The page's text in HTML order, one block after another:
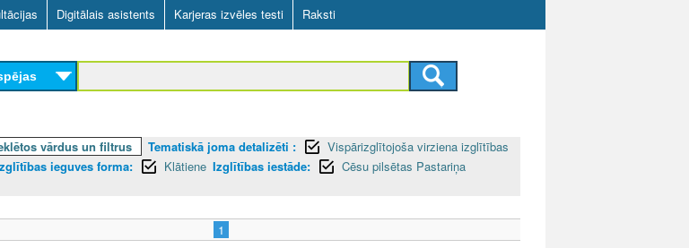
Skip
to
main
content
Digitālais asistents Karjeras izvēles testi Raksti
vārdus un filtrus Tematiskā joma detalizēti :
Vispārizglītojoša virziena izglītības
ieguves forma: Klātiene Izglītības iestāde:
Cēsu pilsētas Pastariņa
1